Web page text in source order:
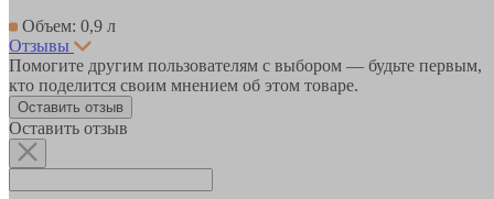
Объем: 0,9 л
Отзывы
Помогите другим пользователям с выбором — будьте первым,
кто поделится своим мнением об этом товаре.
Оставить отзыв
Оставить отзыв